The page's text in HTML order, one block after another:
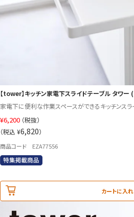
【tower】キッチン家電下スライドテーブル タワー
家電下に便利な作業スペースができるキッチンスラ
¥6,200 （税抜）
（税込 ¥6,820）
商品コード EZA77556
カートに入